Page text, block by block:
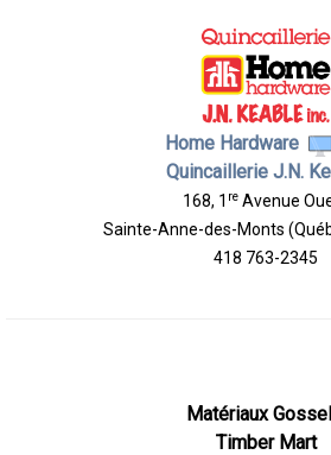
Home Hardware
Quincaillerie J.N.
168, 1 re Avenue
Sainte-Anne-des-Monts
418 763-2345
Matériaux
Timber Mart